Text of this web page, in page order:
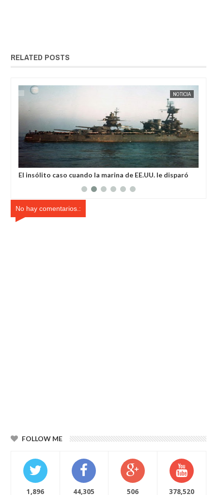
RELATED POSTS
EE.UU. le disparó
Extraño incidente un milagro deja
No hay comentarios.:
FOLLOW ME
1,896 44,305 506 378,520